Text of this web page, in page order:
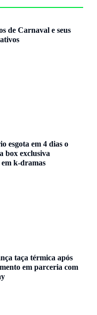
de Carnaval e seus
esgota em 4 dias o
box exclusiva
k-dramas
taça térmica após
em parceria com